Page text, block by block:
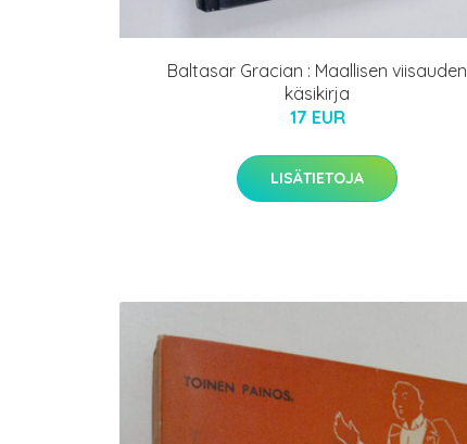
Baltasar Gracian : Maallisen viisauden
käsikirja
17 EUR
LISÄTIETOJA